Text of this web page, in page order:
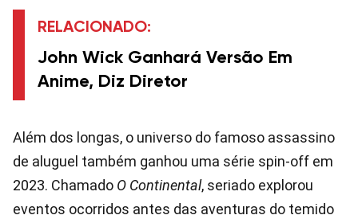
RELACIONADO:
John Wick Ganhará Versão Em
Anime, Diz Diretor
Além dos longas, o universo do famoso assassino
de aluguel também ganhou uma série spin-off em
2023. Chamado O Continental, seriado explorou
eventos ocorridos antes das aventuras do temido